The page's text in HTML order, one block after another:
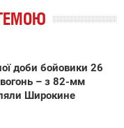
доби бойовики 26
вогонь – з 82-мм
Широкине